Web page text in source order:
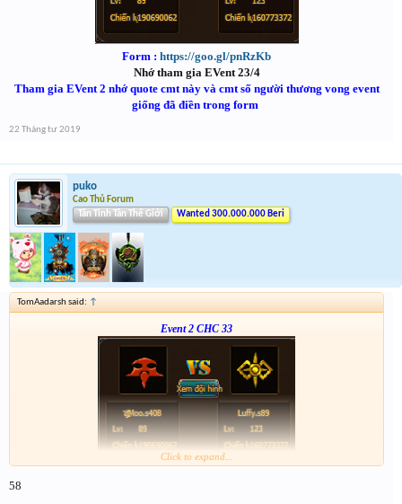
Form : https://goo.gl/pnRzKb
Nhớ tham gia EVent 23/4
Tham gia EVent 2 nhớ quote cmt này và cmt số người thương vong event
giống đã điền trong form
22 Tháng tư 2019
puko
Cao Thủ Forum
Tân Tinh Tân Thế Giới
Wanted 300.000.000 Beri
TomAadarsh said: ↑
Event 2 CHC 33
Click to expand...
58